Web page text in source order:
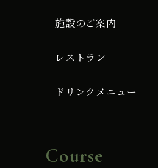
施設のご案内
レストラン
ドリンクメニュー
Course